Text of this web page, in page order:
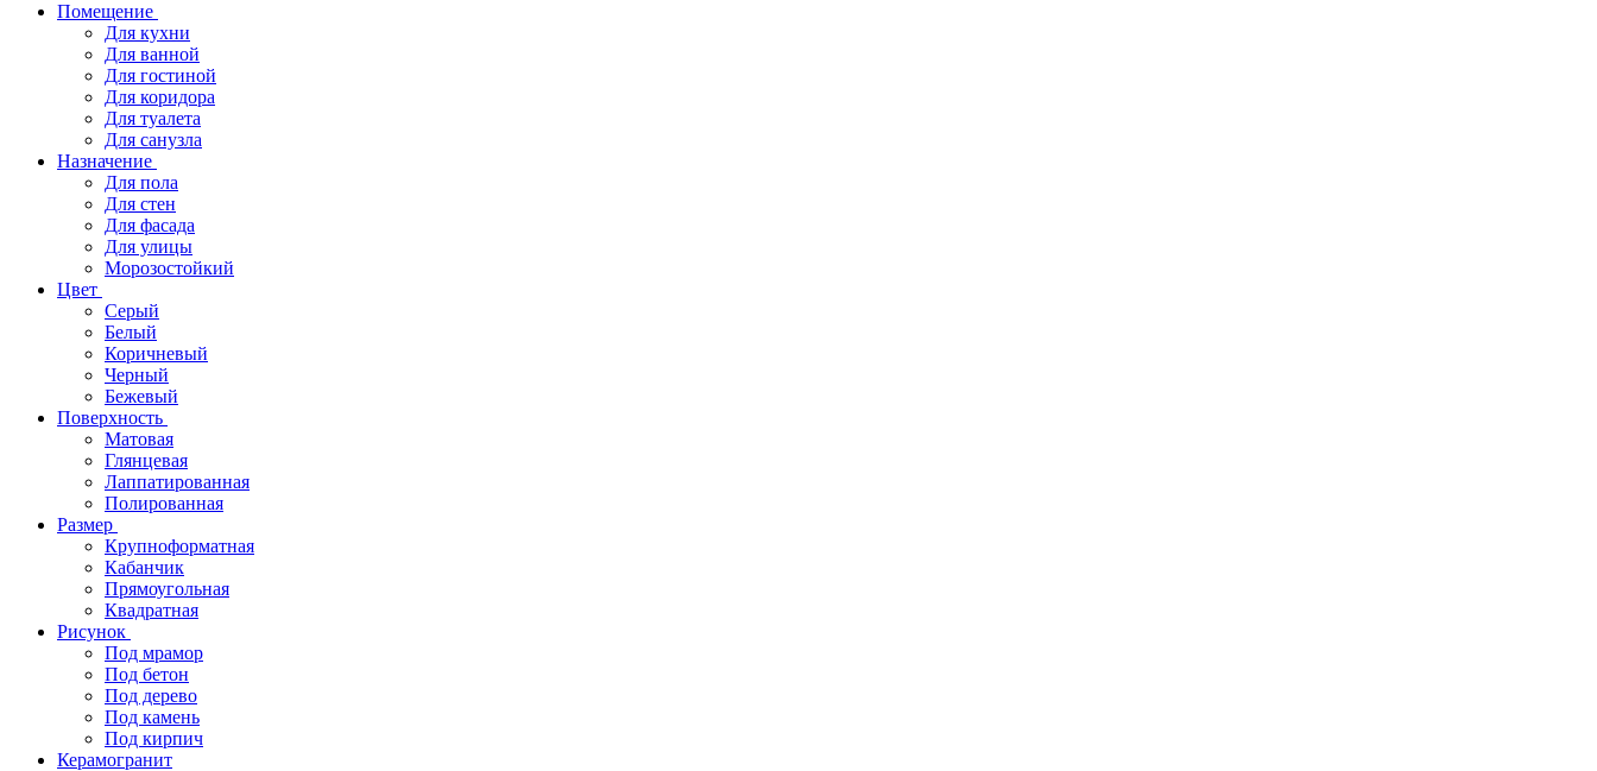
Помещение
Для кухни
Для ванной
Для гостиной
Для коридора
Для туалета
Для санузла
Назначение
Для пола
Для стен
Для фасада
Для улицы
Морозостойкий
Цвет
Серый
Белый
Коричневый
Черный
Бежевый
Поверхность
Матовая
Глянцевая
Лаппатированная
Полированная
Размер
Крупноформатная
Кабанчик
Прямоугольная
Квадратная
Рисунок
Под мрамор
Под бетон
Под дерево
Под камень
Под кирпич
Керамогранит